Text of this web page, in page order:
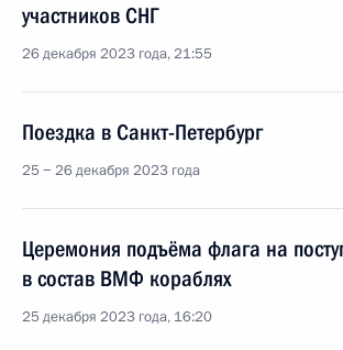
участников СНГ
26 декабря 2023 года, 21:55
Поездка в Санкт-Петербург
25 − 26 декабря 2023 года
Церемония подъёма флага на
в состав ВМФ кораблях
25 декабря 2023 года, 16:20